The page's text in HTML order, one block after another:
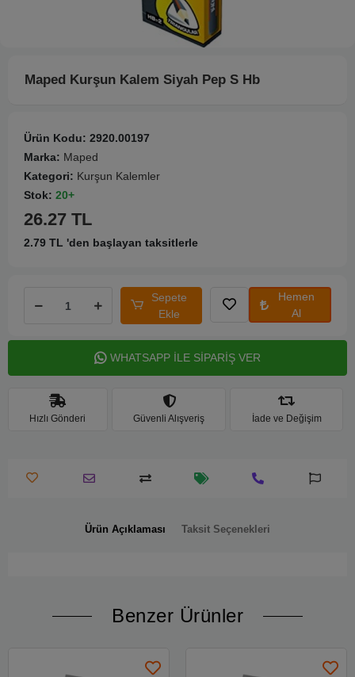
Maped Kurşun Kalem Siyah Pep S Hb
Ürün Kodu: 2920.00197
Marka: Maped
Kategori: Kurşun Kalemler
Stok: 20+
26.27 TL
2.79 TL 'den başlayan taksitlerle
Sepete
Ekle
Hemen
Al
WHATSAPP İLE SİPARİŞ VER
Hızlı Gönderi Güvenli Alışveriş İade ve Değişim
Ürün Açıklaması Taksit Seçenekleri
Benzer Ürünler